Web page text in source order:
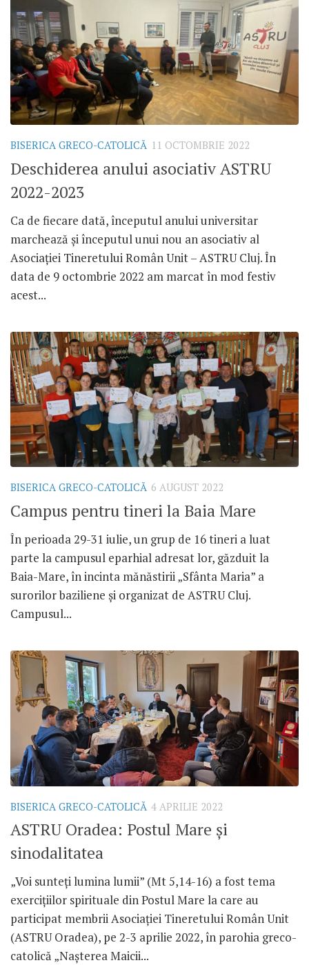
BISERICA GRECO-CATOLICĂ 11 OCTOMBRIE 2022
Deschiderea anului asociativ ASTRU
2022-2023
Ca de fiecare dată, începutul anului universitar
marchează și începutul unui nou an asociativ al
Asociației Tineretului Român Unit – ASTRU Cluj. În
data de 9 octombrie 2022 am marcat în mod festiv
acest...
BISERICA GRECO-CATOLICĂ 6 AUGUST 2022
Campus pentru tineri la Baia Mare
În perioada 29-31 iulie, un grup de 16 tineri a luat
parte la campusul eparhial adresat lor, găzduit la
Baia-Mare, în incinta mănăstirii „Sfânta Maria” a
surorilor baziliene și organizat de ASTRU Cluj.
Campusul...
BISERICA GRECO-CATOLICĂ 4 APRILIE 2022
ASTRU Oradea: Postul Mare și
sinodalitatea
„Voi sunteți lumina lumii” (Mt 5,14-16) a fost tema
exercițiilor spirituale din Postul Mare la care au
participat membrii Asociației Tineretului Român Unit
(ASTRU Oradea), pe 2-3 aprilie 2022, în parohia greco-
catolică „Nașterea Maicii...